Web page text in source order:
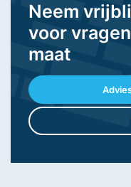
Neem
voor
maat